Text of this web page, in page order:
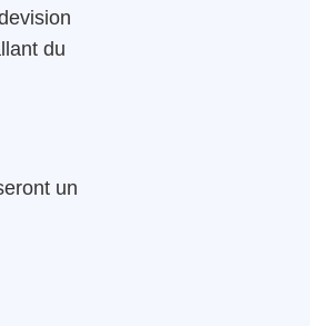
du
un